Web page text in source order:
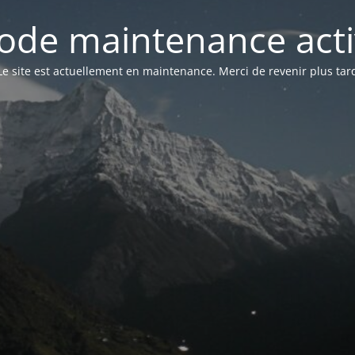
maintenance
site est actuellement en maintenance. Merci de revenir plus